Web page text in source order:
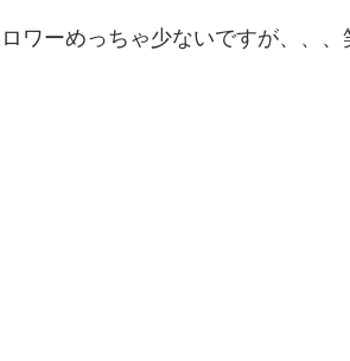
ロワーめっちゃ少ないですが、、、